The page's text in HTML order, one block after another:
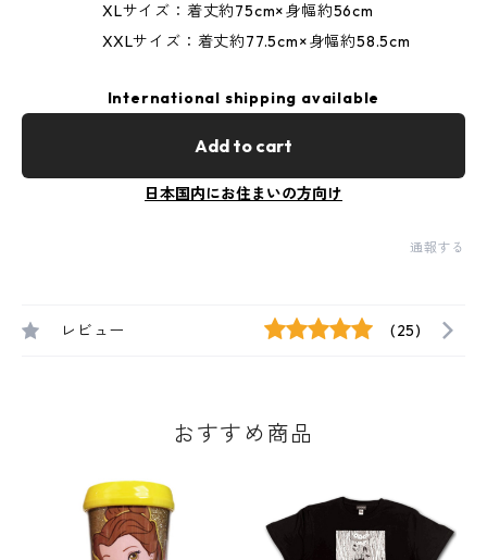
XLサイズ：着丈約75cm×身幅約56cm
XXLサイズ：着丈約77.5cm×身幅約58.5cm
International shipping available
Add to cart
日本国内にお住まいの方向け
通報する
レビュー (25)
おすすめ商品